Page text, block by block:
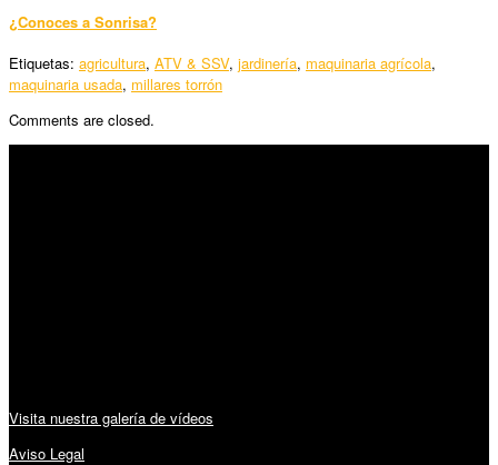
¿Conoces a Sonrisa?
Etiquetas: agricultura, ATV & SSV, jardinería, maquinaria agrícola,
maquinaria usada, millares torrón
Comments are closed.
Visita nuestra galería de vídeos
Aviso Legal